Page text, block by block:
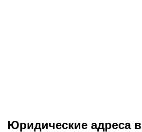
Юридические адреса